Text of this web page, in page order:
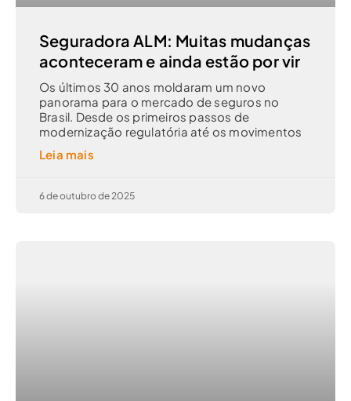
Seguradora ALM: Muitas mudanças
aconteceram e ainda estão por vir
Os últimos 30 anos moldaram um novo
panorama para o mercado de seguros no
Brasil. Desde os primeiros passos de
modernização regulatória até os movimentos
Leia mais
6 de outubro de 2025